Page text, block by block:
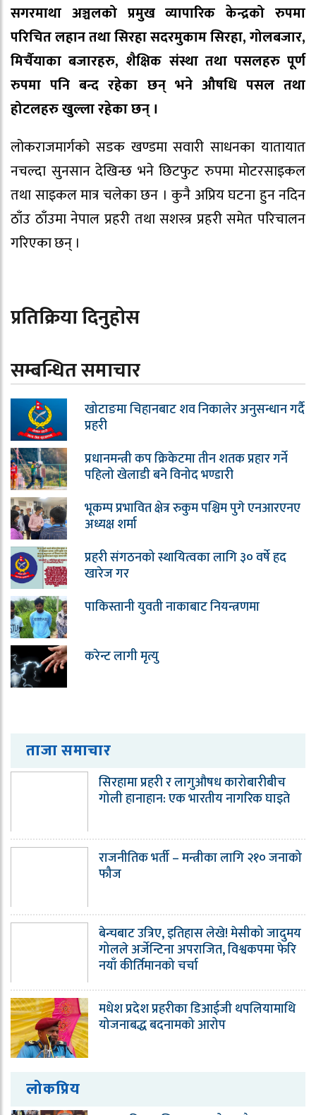
सगरमाथा अञ्चलको प्रमुख व्यापारिक केन्द्रको रुपमा
परिचित लहान तथा सिरहा सदरमुकाम सिरहा, गोलबजार,
मिर्चैयाका बजारहरु, शैक्षिक संस्था तथा पसलहरु पूर्ण
रुपमा पनि बन्द रहेका छन् भने औषधि पसल तथा
होटलहरु खुल्ला रहेका छन् ।
लोकराजमार्गको सडक खण्डमा सवारी साधनका यातायात
नचल्दा सुनसान देखिन्छ भने छिटफुट रुपमा मोटरसाइकल
तथा साइकल मात्र चलेका छन । कुनै अप्रिय घटना हुन नदिन
ठाँउ ठाँउमा नेपाल प्रहरी तथा सशस्त्र प्रहरी समेत परिचालन
गरिएका छन् ।
प्रतिक्रिया दिनुहोस
सम्बन्धित समाचार
खोटाङमा चिहानबाट शव निकालेर अनुसन्धान गर्दै
प्रहरी
प्रधानमन्त्री कप क्रिकेटमा तीन शतक प्रहार गर्ने
पहिलो खेलाडी बने विनोद भण्डारी
भूकम्प प्रभावित क्षेत्र रुकुम पश्चिम पुगे एनआरएनए
अध्यक्ष शर्मा
प्रहरी संगठनको स्थायित्वका लागि ३० वर्षे हद
खारेज गर
पाकिस्तानी युवती नाकाबाट नियन्त्रणमा
करेन्ट लागी मृत्यु
ताजा समाचार
सिरहामा प्रहरी र लागुऔषध कारोबारीबीच
गोली हानाहान: एक भारतीय नागरिक घाइते
राजनीतिक भर्ती – मन्त्रीका लागि २१० जनाको
फौज
बेन्चबाट उत्रिए, इतिहास लेखे! मेसीको जादुमय
गोलले अर्जेन्टिना अपराजित, विश्वकपमा फेरि
नयाँ कीर्तिमानको चर्चा
मधेश प्रदेश प्रहरीका डिआईजी थपलियामाथि
योजनाबद्ध बदनामको आरोप
लोकप्रिय